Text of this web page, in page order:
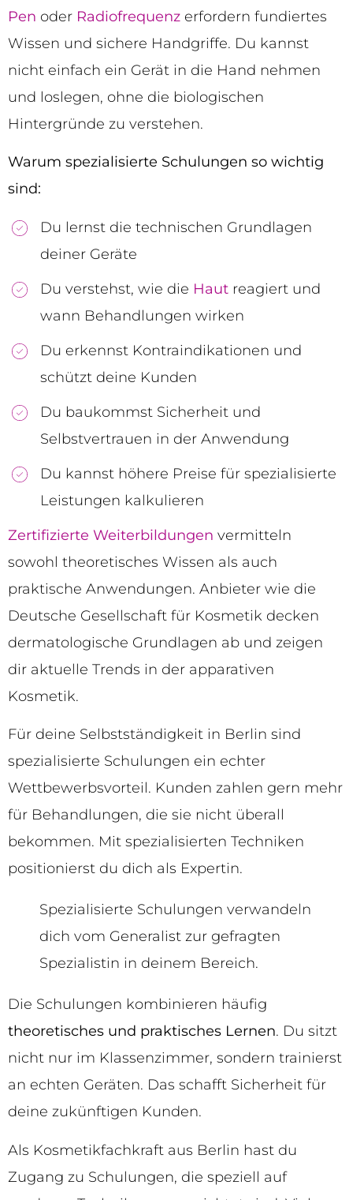
Pen oder Radiofrequenz erfordern fundiertes
Wissen und sichere Handgriffe. Du kannst
nicht einfach ein Gerät in die Hand nehmen
und loslegen, ohne die biologischen
Hintergründe zu verstehen.
Warum spezialisierte Schulungen so wichtig
sind:
Du lernst die technischen Grundlagen
deiner Geräte
Du verstehst, wie die Haut reagiert und
wann Behandlungen wirken
Du erkennst Kontraindikationen und
schützt deine Kunden
Du baukommst Sicherheit und
Selbstvertrauen in der Anwendung
Du kannst höhere Preise für spezialisierte
Leistungen kalkulieren
Zertifizierte Weiterbildungen vermitteln
sowohl theoretisches Wissen als auch
praktische Anwendungen. Anbieter wie die
Deutsche Gesellschaft für Kosmetik decken
dermatologische Grundlagen ab und zeigen
dir aktuelle Trends in der apparativen
Kosmetik.
Für deine Selbstständigkeit in Berlin sind
spezialisierte Schulungen ein echter
Wettbewerbsvorteil. Kunden zahlen gern mehr
für Behandlungen, die sie nicht überall
bekommen. Mit spezialisierten Techniken
positionierst du dich als Expertin.
Spezialisierte Schulungen verwandeln
dich vom Generalist zur gefragten
Spezialistin in deinem Bereich.
Die Schulungen kombinieren häufig
theoretisches und praktisches Lernen. Du sitzt
nicht nur im Klassenzimmer, sondern trainierst
an echten Geräten. Das schafft Sicherheit für
deine zukünftigen Kunden.
Als Kosmetikfachkraft aus Berlin hast du
Zugang zu Schulungen, die speziell auf